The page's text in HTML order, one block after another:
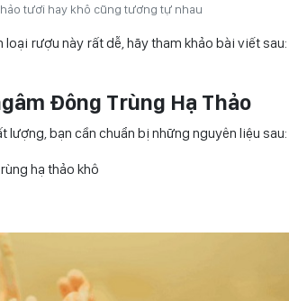
tươi hay khô cũng tương tự nhau
rượu này rất dễ, hãy tham khảo bài viết sau:
Đông Trùng Hạ Thảo
bạn cần chuẩn bị những nguyên liệu sau:
hạ thảo khô